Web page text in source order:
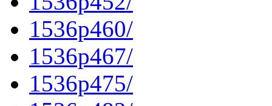
1536p460/
1536p467/
1536p475/